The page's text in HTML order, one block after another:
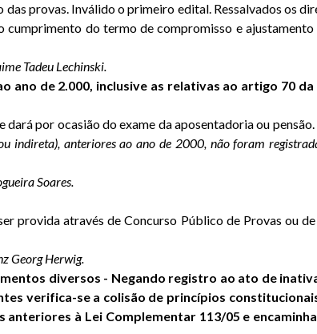
provas. Inválido o primeiro edital. Ressalvados os
do termo de compromisso e
Tadeu Lechinski.
de 2.000, inclusive as relativas ao artigo 70 da
por ocasião do exame da aposentadoria ou
indireta), anteriores ao ano de 2000, não foram
Soares.
provida através de Concurso Público de Provas ou
Georg Herwig.
diversos - Negando registro ao ato de
verifica-se a colisão de princípios
anteriores à Lei Complementar 113/05 e